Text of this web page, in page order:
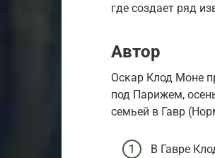
где создает ряд
Автор
Оскар Клод Моне
под Парижем,
семьей в Гавр
В Гавре